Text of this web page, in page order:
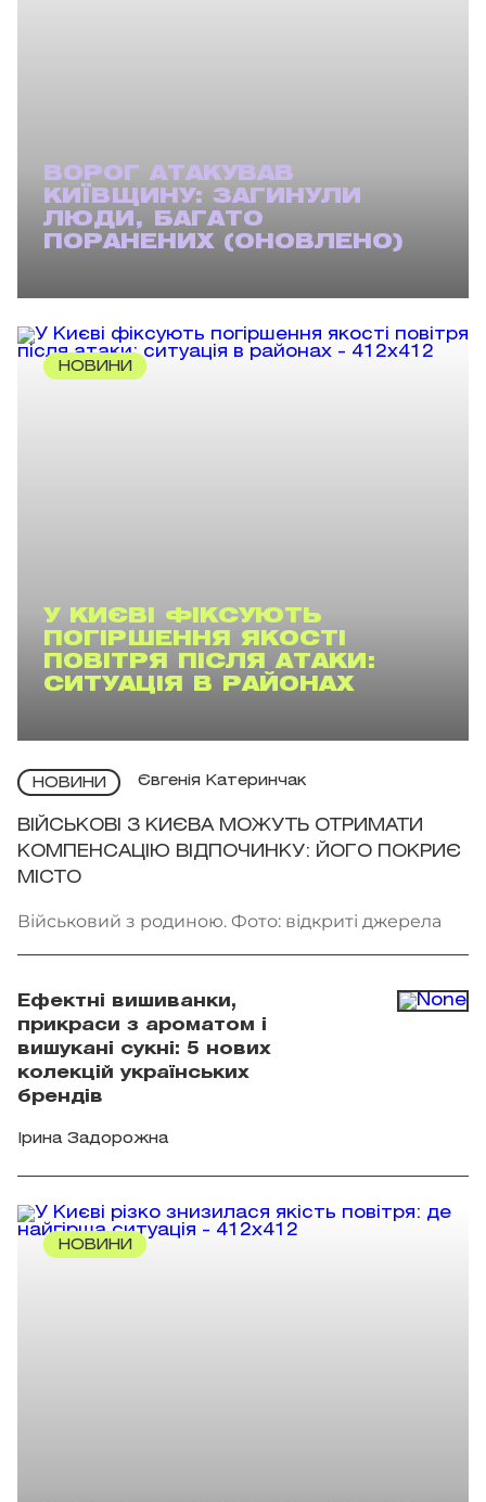
ВОРОГ АТАКУВАВ
КИЇВЩИНУ: ЗАГИНУЛИ
ЛЮДИ, БАГАТО
ПОРАНЕНИХ (ОНОВЛЕНО)
НОВИНИ
У КИЄВІ ФІКСУЮТЬ
ПОГІРШЕННЯ ЯКОСТІ
ПОВІТРЯ ПІСЛЯ АТАКИ:
СИТУАЦІЯ В РАЙОНАХ
НОВИНИ Євгенія Катеринчак
ВІЙСЬКОВІ З КИЄВА МОЖУТЬ ОТРИМАТИ
КОМПЕНСАЦІЮ ВІДПОЧИНКУ: ЙОГО ПОКРИЄ
МІСТО
Військовий з родиною. Фото: відкриті джерела
Ефектні вишиванки,
прикраси з ароматом і
вишукані сукні: 5 нових
колекцій українських
брендів
Ірина Задорожна
НОВИНИ